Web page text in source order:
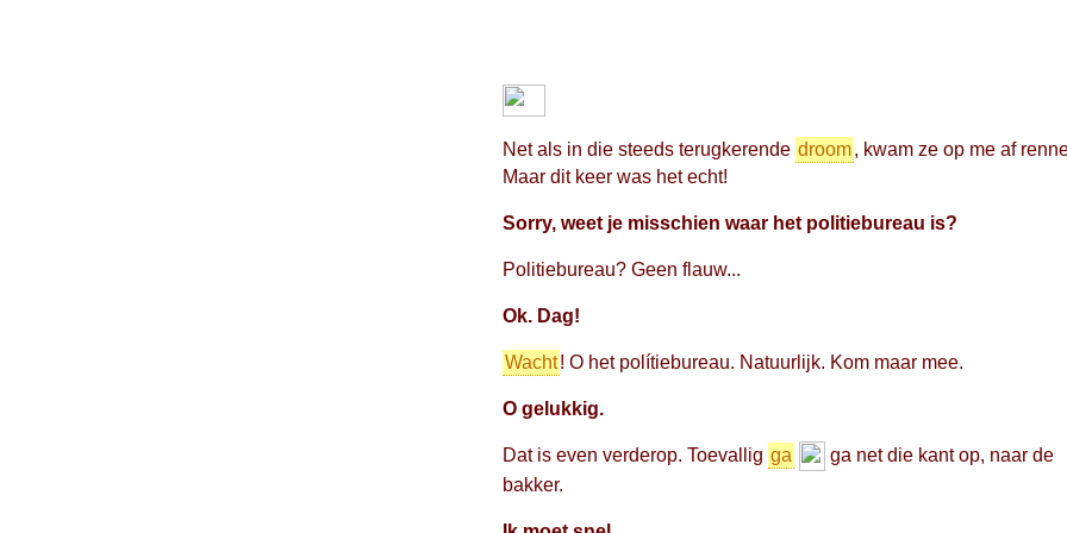
Net als in die steeds terugkerende droom, kwam ze op me af
Maar dit keer was het echt!
Sorry, weet je misschien waar het politiebureau is?
Politiebureau? Geen flauw...
Ok. Dag!
Wacht! O het polítiebureau. Natuurlijk. Kom maar mee.
O gelukkig.
Dat is even verderop. Toevallig ga
ga net die kant op, naar de
bakker.